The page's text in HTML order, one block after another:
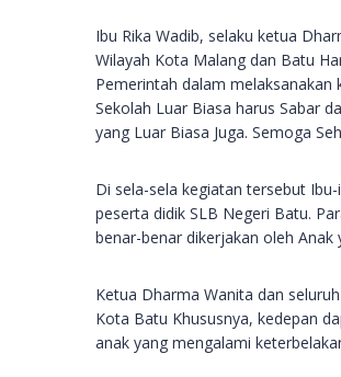
Ibu Rika Wadib, selaku ketua
Wilayah Kota Malang dan Batu
Pemerintah dalam melaksanakan
Sekolah Luar Biasa harus Sabar
yang Luar Biasa Juga. Semoga
Di sela-sela kegiatan tersebut
peserta didik SLB Negeri Batu.
benar-benar dikerjakan oleh
Ketua Dharma Wanita dan
Kota Batu Khususnya, kedepan
anak yang mengalami